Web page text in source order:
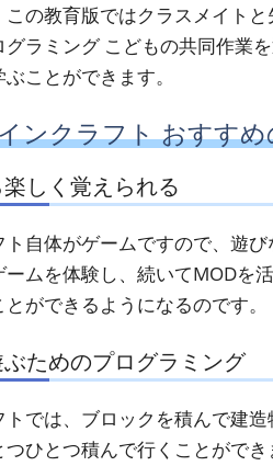
この教育版ではクラスメイト
グラミング こどもの共同作業
ことができます。
ンクラフト おすす
しく覚えられる
ト自体がゲームですので、遊
ムを体験し、続いてMODを
ができるようになるのです。
ためのプログラミング
トでは、ブロックを積んで建
つひとつ積んで行くことがで